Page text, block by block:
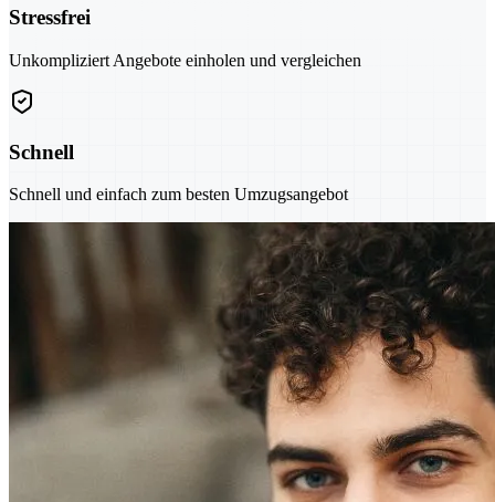
Stressfrei
Unkompliziert Angebote einholen und vergleichen
Schnell
Schnell und einfach zum besten Umzugsangebot